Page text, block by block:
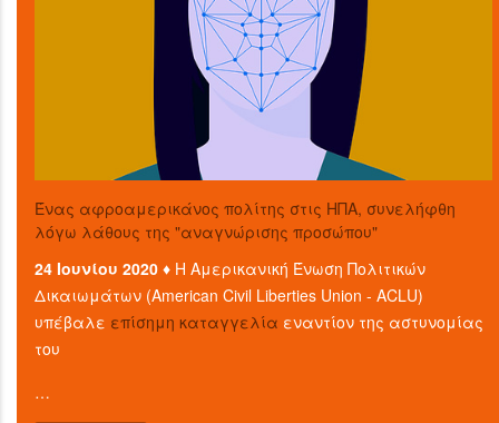
Ένας αφροαμερικάνος πολίτης στις ΗΠΑ, συνελήφθη
λόγω λάθους της "αναγνώρισης προσώπου"
24 Ιουνίου 2020 ♦ Η Αμερικανική Ένωση Πολιτικών
Δικαιωμάτων (American Civil Liberties Union - ACLU)
υπέβαλε επίσημη καταγγελία εναντίον της αστυνομίας
του
…